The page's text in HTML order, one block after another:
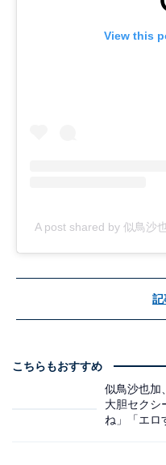
View this
A post shared by 似鳥沙
記
こちらもおすすめ
似鳥沙也加
大胆セクシ
ね」「エロ